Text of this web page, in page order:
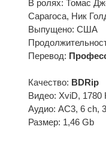
В ролях: Томас
Сарагоса, Ник
Выпущено: США
Перевод:
Качество: BDRip
Видео: XviD, 1780
Аудио: AC3, 6 ch,
Размер: 1,46 Gb